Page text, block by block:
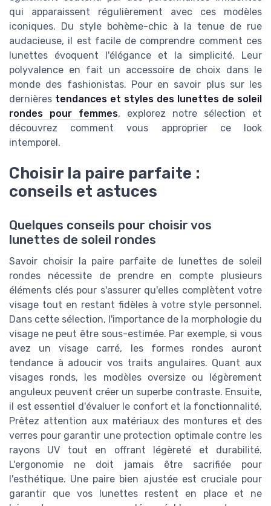
qui apparaissent régulièrement avec ces modèles
iconiques. Du style bohème-chic à la tenue de rue
audacieuse, il est facile de comprendre comment ces
lunettes évoquent l'élégance et la simplicité. Leur
polyvalence en fait un accessoire de choix dans le
monde des fashionistas. Pour en savoir plus sur les
dernières tendances et styles des lunettes de soleil
rondes pour femmes, explorez notre sélection et
découvrez comment vous approprier ce look
intemporel.
Choisir la paire parfaite :
conseils et astuces
Quelques conseils pour choisir vos
lunettes de soleil rondes
Savoir choisir la paire parfaite de lunettes de soleil
rondes nécessite de prendre en compte plusieurs
éléments clés pour s'assurer qu'elles complètent votre
visage tout en restant fidèles à votre style personnel.
Dans cette sélection, l'importance de la morphologie du
visage ne peut être sous-estimée. Par exemple, si vous
avez un visage carré, les formes rondes auront
tendance à adoucir vos traits angulaires. Quant aux
visages ronds, les modèles oversize ou légèrement
anguleux peuvent créer un superbe contraste. Ensuite,
il est essentiel d'évaluer le confort et la fonctionnalité.
Prêtez attention aux matériaux des montures et des
verres pour garantir une protection optimale contre les
rayons UV tout en offrant légèreté et durabilité.
L'ergonomie ne doit jamais être sacrifiée pour
l'esthétique. Une paire bien ajustée est cruciale pour
garantir que vos lunettes restent en place et ne